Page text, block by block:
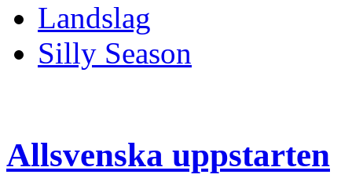
Landslag
Silly Season
Allsvenska uppstarten